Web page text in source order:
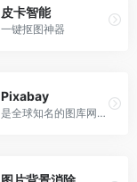
皮卡智能
一键抠图神器
Pixabay
是全球知名的图库网站及充满活力的创意社区